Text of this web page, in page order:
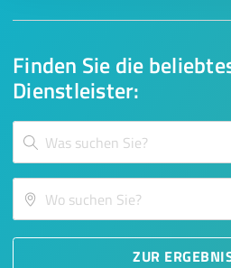
Finden Sie die
Dienstleister:
ZUR